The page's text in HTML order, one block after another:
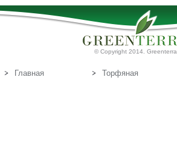
© Copyright 2014. Greenterra
Главная
Торфяная